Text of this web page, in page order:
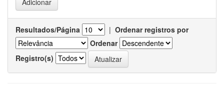
Resultados/Página | Ordenar registros por
Ordenar
Registro(s)